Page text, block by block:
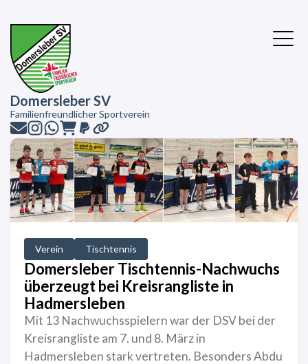
Domersleber SV
Familienfreundlicher Sportverein
Verein Tischtennis
Domersleber Tischtennis-Nachwuchs
überzeugt bei Kreisrangliste in
Hadmersleben
Mit 13 Nachwuchsspielern war der DSV bei der
Kreisrangliste am 7. und 8. März in
Hadmersleben stark vertreten. Besonders Abdu